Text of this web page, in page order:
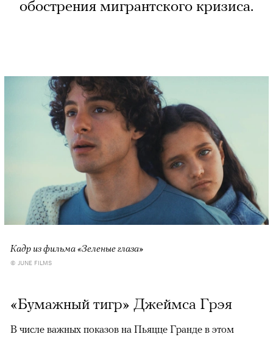
обострения мигрантского кризиса.
Кадр из фильма «Зеленые глаза»
© JUNE FILMS
«Бумажный тигр» Джеймса Грэя
В числе важных показов на Пьяцце Гранде в этом